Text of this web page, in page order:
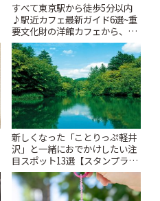
すべて東京駅から徒歩5分以内
♪駅近カフェ最新ガイド6選~重
要文化財の洋館カフェから、改
札すぐのレトロ喫茶まで~ | こと
りっぷ
新しくなった「ことりっぷ軽井
沢」と一緒におでかけしたい注
目スポット13選【スタンプラリ
ー開催中】 | ことりっぷ